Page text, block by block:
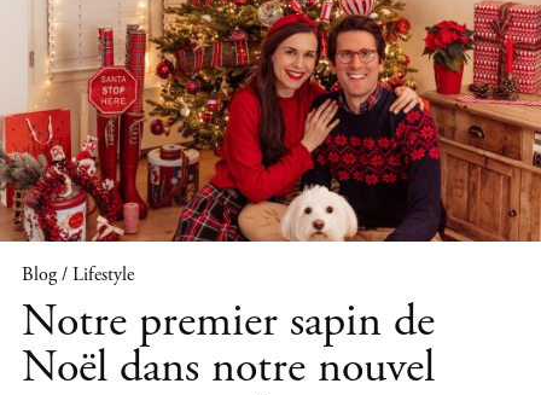
Blog / Lifestyle
Notre premier sapin de
Noël dans notre nouvel